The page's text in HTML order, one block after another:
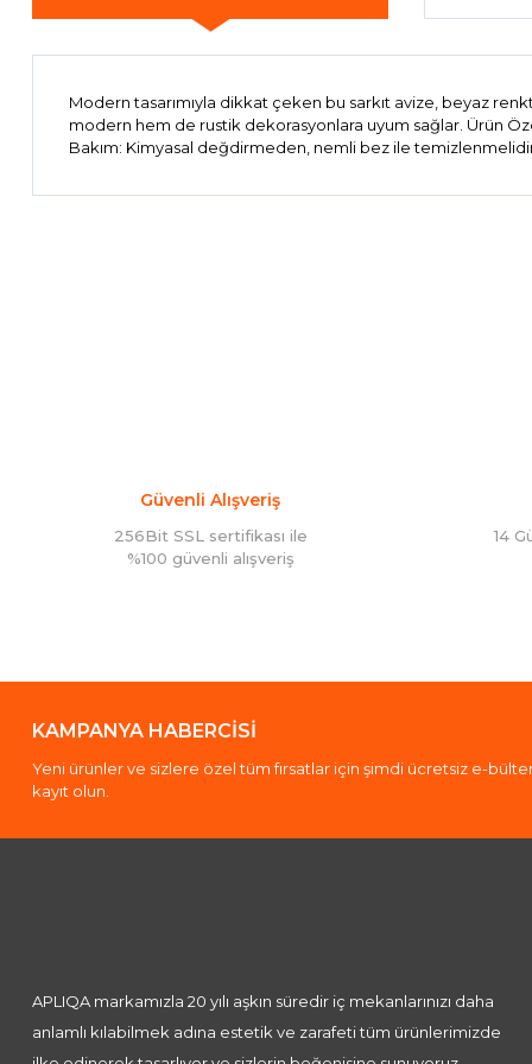
Modern tasarımıyla dikkat çeken bu sarkıt avize, beyaz
modern hem de rustik dekorasyonlara uyum sağlar. Ürün
Bakım: Kimyasal değdirmeden, nemli bez ile
Güvenli Alışveriş
256Bit SSL sertifikası ile
%100 güvenli alışveriş
14
KAMPANYA HABERCİSİ
Yeni ürünler ve sizlere özel tüm fırsatlar için şimdi ücretsiz e-
kayıt olun.
APLIQA markamızla 20 yılı aşkın süredir iç mekanlarınızı daha
anlamlı kılabilmek adına estetik ve zarafeti tüm ürünlerimizde